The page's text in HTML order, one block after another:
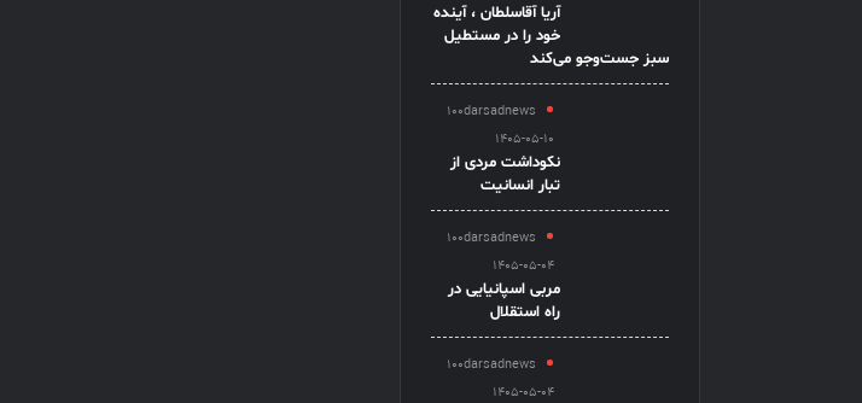
آریا آقاسلطان ، آینده
خود را در مستطیل
سبز جست‌وجو می‌کند
100darsadnews
1405-05-10
نکوداشت مردی از
تبار انسانیت
100darsadnews
1405-05-04
مربی اسپانیایی در
راه استقلال
100darsadnews
1405-05-04